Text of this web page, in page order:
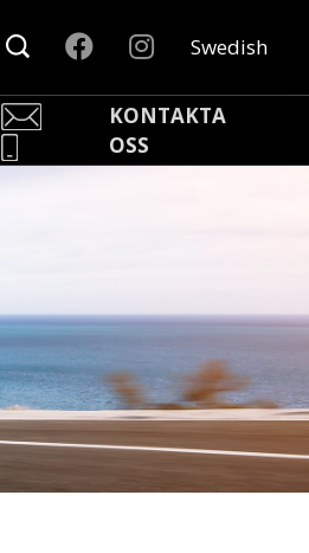
Swedish
KONTAKTA
OSS
Rikard Claesson
Säljare
rikard@nonamesport.com
Phone:+46 703263884